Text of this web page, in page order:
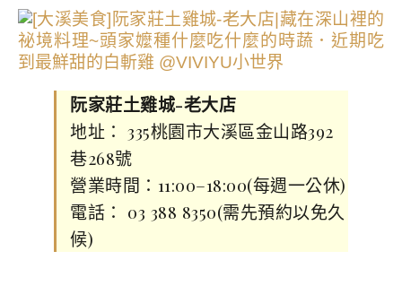
阮家莊土雞城-老大店
地址： 335桃園市大溪區金山路392
巷268號
營業時間：11:00–18:00(每週一公休)
電話： 03 388 8350(需先預約以免久
候)